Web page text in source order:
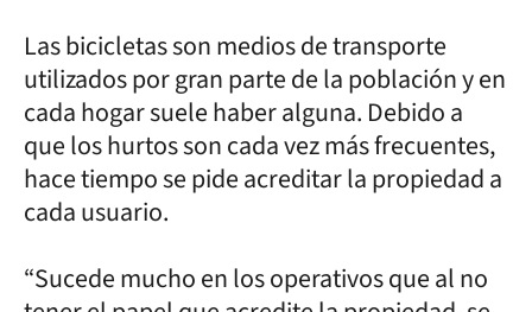
Las bicicletas son medios de transporte
utilizados por gran parte de la población y en
cada hogar suele haber alguna. Debido a
que los hurtos son cada vez más frecuentes,
hace tiempo se pide acreditar la propiedad a
cada usuario.
“Sucede mucho en los operativos que al no